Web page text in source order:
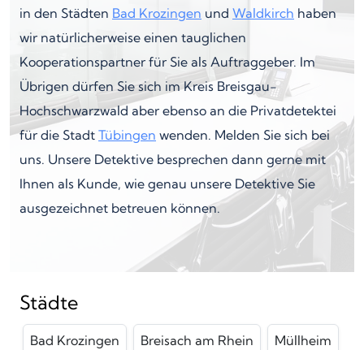
in den Städten Bad Krozingen und Waldkirch haben
wir natürlicherweise einen tauglichen
Kooperationspartner für Sie als Auftraggeber. Im
Übrigen dürfen Sie sich im Kreis Breisgau-
Hochschwarzwald aber ebenso an die Privatdetektei
für die Stadt Tübingen wenden. Melden Sie sich bei
uns. Unsere Detektive besprechen dann gerne mit
Ihnen als Kunde, wie genau unsere Detektive Sie
ausgezeichnet betreuen können.
Städte
Bad Krozingen Breisach am Rhein Müllheim